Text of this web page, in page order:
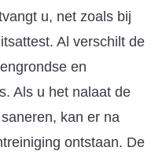
u, net zoals bij
Al verschilt de
en
Als u het nalaat de
kan er na
ontstaan. De